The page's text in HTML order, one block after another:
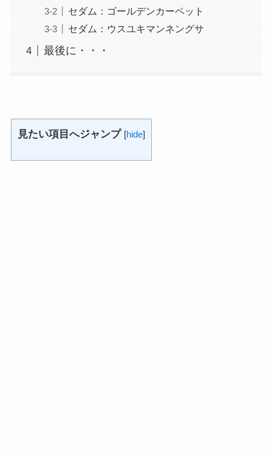
セダム：ゴールデンカーペット
セダム：ウスユキマンネングサ
最後に・・・
見たい項目へジャンプ [hide]